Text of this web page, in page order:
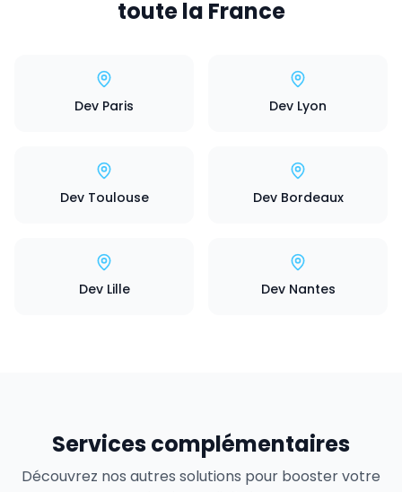
toute la France
Dev Paris Dev Lyon
Dev Toulouse Dev Bordeaux
Dev Lille Dev Nantes
Services complémentaires
Découvrez nos autres solutions pour booster votre